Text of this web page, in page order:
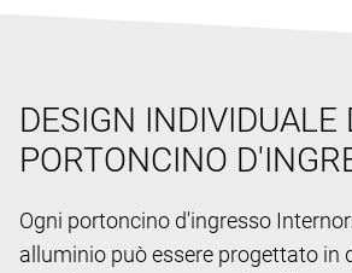
DESIGN INDIVIDUALE
PORTONCINO
Ogni portoncino d'ingresso
alluminio può essere progettato in